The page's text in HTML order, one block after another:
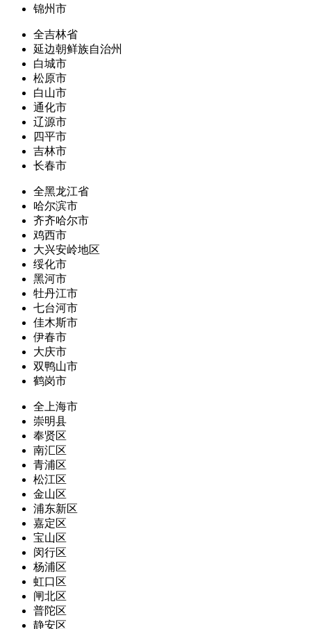
锦州市
全吉林省
延边朝鲜族自治州
白城市
松原市
白山市
通化市
辽源市
四平市
吉林市
长春市
全黑龙江省
哈尔滨市
齐齐哈尔市
鸡西市
大兴安岭地区
绥化市
黑河市
牡丹江市
七台河市
佳木斯市
伊春市
大庆市
双鸭山市
鹤岗市
全上海市
崇明县
奉贤区
南汇区
青浦区
松江区
金山区
浦东新区
嘉定区
宝山区
闵行区
杨浦区
虹口区
闸北区
普陀区
静安区